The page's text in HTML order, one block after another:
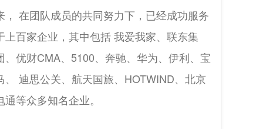
， 在团队成员的共同努力下，已经成功服务
上百家企业，其中包括 我爱我家、联东集
、优财CMA、5100、奔驰、华为、伊利、宝
、 迪思公关、航天国旅、HOTWIND、北京
通等众多知名企业。